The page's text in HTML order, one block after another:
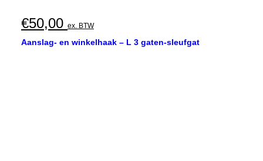
€50,00 ex. BTW
Aanslag- en winkelhaak – L 3 gaten-sleufgat